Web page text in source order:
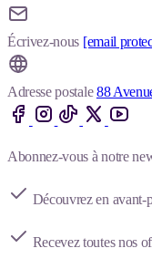
Écrivez-nous [email
Adresse postale 88
Abonnez-vous à notre
Découvrez en avant-
Recevez toutes nos